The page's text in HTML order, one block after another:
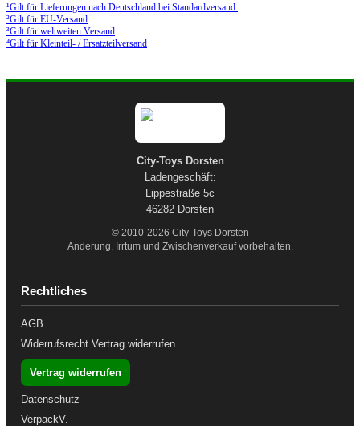
¹Gilt für Lieferungen nach Deutschland bei Standardversand.
²Gilt für EU-Versand
³Gilt für weltweiten Versand
⁴Gilt für Kleinteil- / Ersatzteilversand
City-Toys Dorsten
Ladengeschäft:
Lippestraße 5c
46282 Dorsten
© 2010-2026 City-Toys Dorsten
Änderung, Irrtum und Zwischenverkauf vorbehalten.
Rechtliches
AGB
Widerrufsrecht Vertrag widerrufen
Vertrag widerrufen
Datenschutz
VerpackV.